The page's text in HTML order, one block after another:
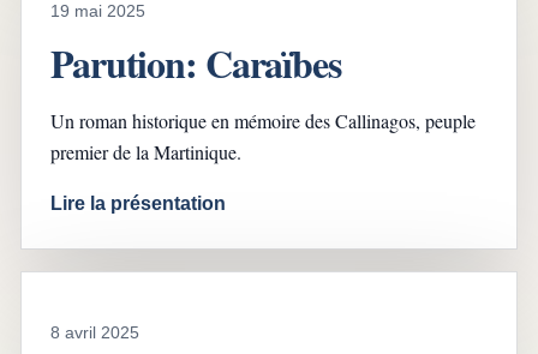
19 mai 2025
Parution: Caraïbes
Un roman historique en mémoire des Callinagos, peuple
premier de la Martinique.
Lire la présentation
8 avril 2025